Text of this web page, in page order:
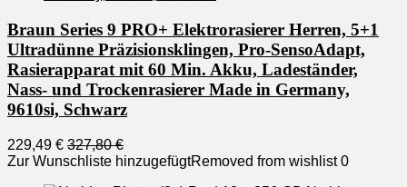
Braun Series 9 PRO+ Elektrorasierer Herren, 5+1
Ultradünne Präzisionsklingen, Pro-SensoAdapt,
Rasierapparat mit 60 Min. Akku, Ladeständer,
Nass- und Trockenrasierer Made in Germany,
9610si, Schwarz
229,49 € 327,80 €
Zur Wunschliste hinzugefügtRemoved from wishlist 0